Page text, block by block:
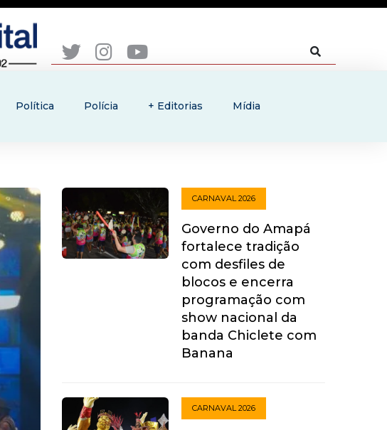
Política Polícia + Editorias Mídia
CARNAVAL 2026
Governo do Amapá
fortalece tradição
com desfiles de
blocos e encerra
programação com
show nacional da
banda Chiclete com
Banana
CARNAVAL 2026